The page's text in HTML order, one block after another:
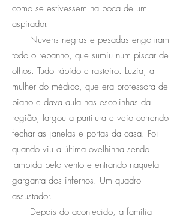
como se estivessem na boca de um
aspirador.
Nuvens negras e pesadas engoliram
todo o rebanho, que sumiu num piscar de
olhos. Tudo rápido e rasteiro. Luzia, a
mulher do médico, que era professora de
piano e dava aula nas escolinhas da
região, largou a partitura e veio correndo
fechar as janelas e portas da casa. Foi
quando viu a última ovelhinha sendo
lambida pelo vento e entrando naquela
garganta dos infernos. Um quadro
assustador.
Depois do acontecido, a família